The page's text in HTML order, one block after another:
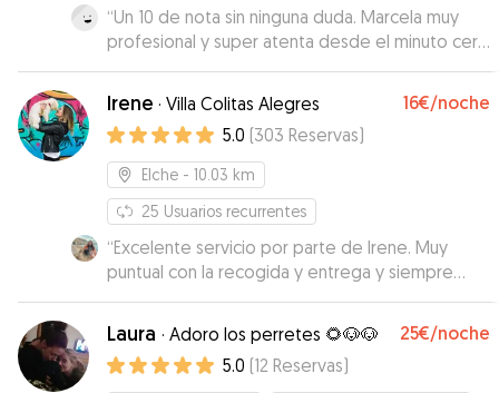
“Un 10 de nota sin ninguna duda. Marcela muy
profesional y super atenta desde el minuto cero
y respetando todas las indicaciones que
necesitaba Pikachu. No esperábamos
encontrarnos las instalaciones tan preparadas
para nuestro perro que tenía Marcela para que
pase un día de lo más entretenido. Volveremos
a confíar en ella para futuras veces sin duda!!
Irene · Villa Colitas Alegres 16€/noche
5.0 (303 Reservas)
Elche - 10.03 km
25 Usuarios recurrentes
“Excelente servicio por parte de Irene. Muy
puntual con la recogida y entrega y siempre
atenta a mandarte videos de mi pawpaw 🐶 Sin
duda repetiremos!
Laura · Adoro los perretes 🌻🐶🐶 25€/noche
5.0 (12 Reservas)